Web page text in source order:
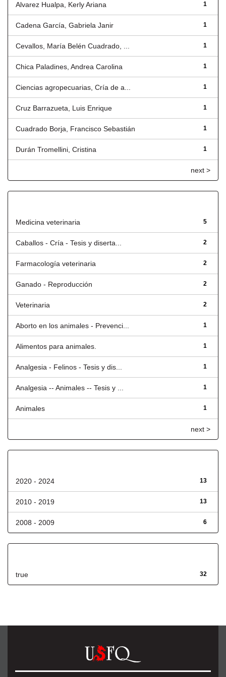
1
Alvarez Hualpa, Kerly Ariana
1
Cadena García, Gabriela Janir
1
Cevallos, María Belén Cuadrado, ...
1
Chica Paladines, Andrea Carolina
1
Ciencias agropecuarias, Cría de a...
1
Cruz Barrazueta, Luis Enrique
1
Cuadrado Borja, Francisco Sebastián
1
Durán Tromellini, Cristina
next >
5
Medicina veterinaria
2
Caballos - Cría - Tesis y diserta...
2
Farmacología veterinaria
2
Ganado - Reproducción
2
Veterinaria
1
Aborto en los animales - Prevenci...
1
Alimentos para animales.
1
Analgesia - Felinos - Tesis y dis...
1
Analgesia -- Animales -- Tesis y ...
1
Animales
next >
13
2020 - 2024
13
2010 - 2019
6
2008 - 2009
32
true